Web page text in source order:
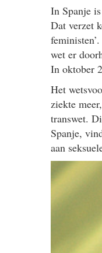
In Spanje
Dat verzet
wet er
In oktober
Het
ziekte
transwet.
Spanje,
aan